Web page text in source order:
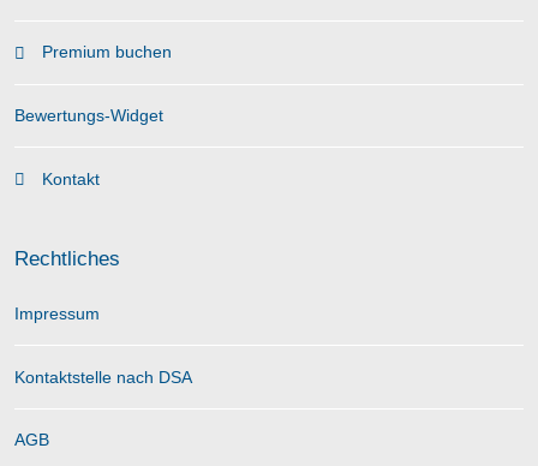
Premium buchen
Bewertungs-Widget
Kontakt
Rechtliches
Impressum
Kontaktstelle nach DSA
AGB